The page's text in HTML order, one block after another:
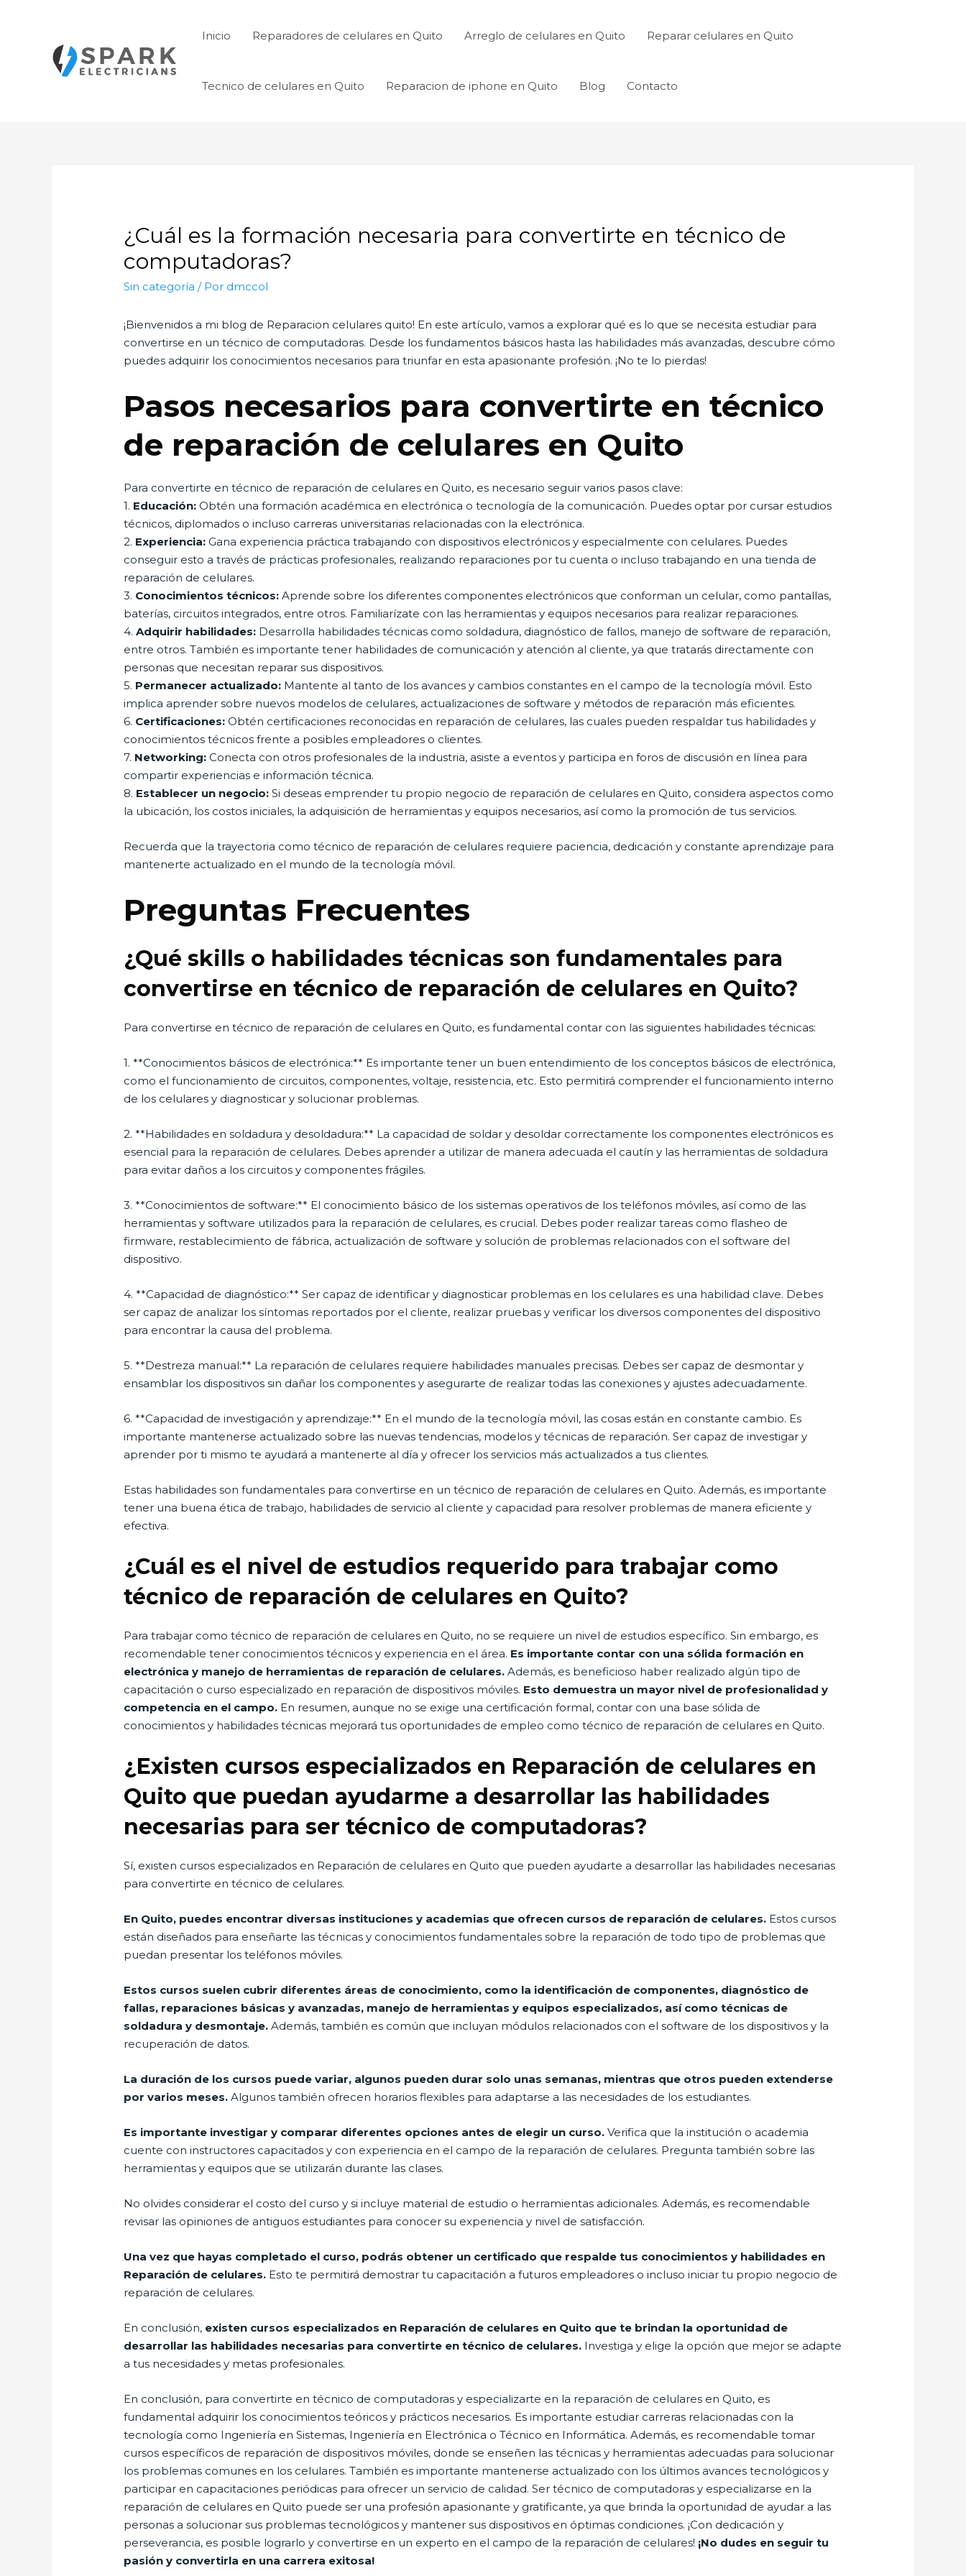
Inicio Reparadores de celulares en Quito Arreglo de celulares en Quito Reparar celulares en Quito
Tecnico de celulares en Quito Reparacion de iphone en Quito Blog Contacto
¿Cuál es la formación necesaria para convertirte en técnico de
computadoras?
Sin categoría / Por dmccol
¡Bienvenidos a mi blog de Reparacion celulares quito! En este artículo, vamos a explorar qué es lo que se necesita estudiar para
convertirse en un técnico de computadoras. Desde los fundamentos básicos hasta las habilidades más avanzadas, descubre cómo
puedes adquirir los conocimientos necesarios para triunfar en esta apasionante profesión. ¡No te lo pierdas!
Pasos necesarios para convertirte en técnico
de reparación de celulares en Quito
Para convertirte en técnico de reparación de celulares en Quito, es necesario seguir varios pasos clave:
1. Educación: Obtén una formación académica en electrónica o tecnología de la comunicación. Puedes optar por cursar estudios
técnicos, diplomados o incluso carreras universitarias relacionadas con la electrónica.
2. Experiencia: Gana experiencia práctica trabajando con dispositivos electrónicos y especialmente con celulares. Puedes
conseguir esto a través de prácticas profesionales, realizando reparaciones por tu cuenta o incluso trabajando en una tienda de
reparación de celulares.
3. Conocimientos técnicos: Aprende sobre los diferentes componentes electrónicos que conforman un celular, como pantallas,
baterías, circuitos integrados, entre otros. Familiarízate con las herramientas y equipos necesarios para realizar reparaciones.
4.Adquirir habilidades: Desarrolla habilidades técnicas como soldadura, diagnóstico de fallos, manejo de software de reparación,
entre otros. También es importante tener habilidades de comunicación y atención al cliente, ya que tratarás directamente con
personas que necesitan reparar sus dispositivos.
5. Permanecer actualizado: Mantente al tanto de los avances y cambios constantes en el campo de la tecnología móvil. Esto
implica aprender sobre nuevos modelos de celulares, actualizaciones de software y métodos de reparación más eficientes.
6. Certificaciones: Obtén certificaciones reconocidas en reparación de celulares, las cuales pueden respaldar tus habilidades y
conocimientos técnicos frente a posibles empleadores o clientes.
7. Networking: Conecta con otros profesionales de la industria, asiste a eventos y participa en foros de discusión en línea para
compartir experiencias e información técnica.
8. Establecer un negocio: Si deseas emprender tu propio negocio de reparación de celulares en Quito, considera aspectos como
la ubicación, los costos iniciales, la adquisición de herramientas y equipos necesarios, así como la promoción de tus servicios.
Recuerda que la trayectoria como técnico de reparación de celulares requiere paciencia, dedicación y constante aprendizaje para
mantenerte actualizado en el mundo de la tecnología móvil.
Preguntas Frecuentes
¿Qué skills o habilidades técnicas son fundamentales para
convertirse en técnico de reparación de celulares en Quito?
Para convertirse en técnico de reparación de celulares en Quito, es fundamental contar con las siguientes habilidades técnicas:
1. **Conocimientos básicos de electrónica:** Es importante tener un buen entendimiento de los conceptos básicos de electrónica,
como el funcionamiento de circuitos, componentes, voltaje, resistencia, etc. Esto permitirá comprender el funcionamiento interno
de los celulares y diagnosticar y solucionar problemas.
2. **Habilidades en soldadura y desoldadura:** La capacidad de soldar y desoldar correctamente los componentes electrónicos es
esencial para la reparación de celulares. Debes aprender a utilizar de manera adecuada el cautín y las herramientas de soldadura
para evitar daños a los circuitos y componentes frágiles.
3. **Conocimientos de software:** El conocimiento básico de los sistemas operativos de los teléfonos móviles, así como de las
herramientas y software utilizados para la reparación de celulares, es crucial. Debes poder realizar tareas como flasheo de
firmware, restablecimiento de fábrica, actualización de software y solución de problemas relacionados con el software del
dispositivo.
4. **Capacidad de diagnóstico:** Ser capaz de identificar y diagnosticar problemas en los celulares es una habilidad clave. Debes
ser capaz de analizar los síntomas reportados por el cliente, realizar pruebas y verificar los diversos componentes del dispositivo
para encontrar la causa del problema.
5. **Destreza manual:** La reparación de celulares requiere habilidades manuales precisas. Debes ser capaz de desmontar y
ensamblar los dispositivos sin dañar los componentes y asegurarte de realizar todas las conexiones y ajustes adecuadamente.
6. **Capacidad de investigación y aprendizaje:** En el mundo de la tecnología móvil, las cosas están en constante cambio. Es
importante mantenerse actualizado sobre las nuevas tendencias, modelos y técnicas de reparación. Ser capaz de investigar y
aprender por ti mismo te ayudará a mantenerte al día y ofrecer los servicios más actualizados a tus clientes.
Estas habilidades son fundamentales para convertirse en un técnico de reparación de celulares en Quito. Además, es importante
tener una buena ética de trabajo, habilidades de servicio al cliente y capacidad para resolver problemas de manera eficiente y
efectiva.
¿Cuál es el nivel de estudios requerido para trabajar como
técnico de reparación de celulares en Quito?
Para trabajar como técnico de reparación de celulares en Quito, no se requiere un nivel de estudios específico. Sin embargo, es
recomendable tener conocimientos técnicos y experiencia en el área. Es importante contar con una sólida formación en
electrónica y manejo de herramientas de reparación de celulares. Además, es beneficioso haber realizado algún tipo de
capacitación o curso especializado en reparación de dispositivos móviles. Esto demuestra un mayor nivel de profesionalidad y
competencia en el campo. En resumen, aunque no se exige una certificación formal, contar con una base sólida de
conocimientos y habilidades técnicas mejorará tus oportunidades de empleo como técnico de reparación de celulares en Quito.
¿Existen cursos especializados en Reparación de celulares en
Quito que puedan ayudarme a desarrollar las habilidades
necesarias para ser técnico de computadoras?
Sí, existen cursos especializados en Reparación de celulares en Quito que pueden ayudarte a desarrollar las habilidades necesarias
para convertirte en técnico de celulares.
En Quito, puedes encontrar diversas instituciones y academias que ofrecen cursos de reparación de celulares. Estos cursos
están diseñados para enseñarte las técnicas y conocimientos fundamentales sobre la reparación de todo tipo de problemas que
puedan presentar los teléfonos móviles.
Estos cursos suelen cubrir diferentes áreas de conocimiento, como la identificación de componentes, diagnóstico de
fallas, reparaciones básicas y avanzadas, manejo de herramientas y equipos especializados, así como técnicas de
soldadura y desmontaje. Además, también es común que incluyan módulos relacionados con el software de los dispositivos y la
recuperación de datos.
La duración de los cursos puede variar, algunos pueden durar solo unas semanas, mientras que otros pueden extenderse
por varios meses. Algunos también ofrecen horarios flexibles para adaptarse a las necesidades de los estudiantes.
Es importante investigar y comparar diferentes opciones antes de elegir un curso. Verifica que la institución o academia
cuente con instructores capacitados y con experiencia en el campo de la reparación de celulares. Pregunta también sobre las
herramientas y equipos que se utilizarán durante las clases.
No olvides considerar el costo del curso y si incluye material de estudio o herramientas adicionales. Además, es recomendable
revisar las opiniones de antiguos estudiantes para conocer su experiencia y nivel de satisfacción.
Una vez que hayas completado el curso, podrás obtener un certificado que respalde tus conocimientos y habilidades en
Reparación de celulares. Esto te permitirá demostrar tu capacitación a futuros empleadores o incluso iniciar tu propio negocio de
reparación de celulares.
En conclusión, existen cursos especializados en Reparación de celulares en Quito que te brindan la oportunidad de
desarrollar las habilidades necesarias para convertirte en técnico de celulares. Investiga y elige la opción que mejor se adapte
a tus necesidades y metas profesionales.
En conclusión, para convertirte en técnico de computadoras y especializarte en la reparación de celulares en Quito, es
fundamental adquirir los conocimientos teóricos y prácticos necesarios. Es importante estudiar carreras relacionadas con la
tecnología como Ingeniería en Sistemas, Ingeniería en Electrónica o Técnico en Informática. Además, es recomendable tomar
cursos específicos de reparación de dispositivos móviles, donde se enseñen las técnicas y herramientas adecuadas para solucionar
los problemas comunes en los celulares. También es importante mantenerse actualizado con los últimos avances tecnológicos y
participar en capacitaciones periódicas para ofrecer un servicio de calidad. Ser técnico de computadoras y especializarse en la
reparación de celulares en Quito puede ser una profesión apasionante y gratificante, ya que brinda la oportunidad de ayudar a las
personas a solucionar sus problemas tecnológicos y mantener sus dispositivos en óptimas condiciones. ¡Con dedicación y
perseverancia, es posible lograrlo y convertirse en un experto en el campo de la reparación de celulares! ¡No dudes en seguir tu
pasión y convertirla en una carrera exitosa!